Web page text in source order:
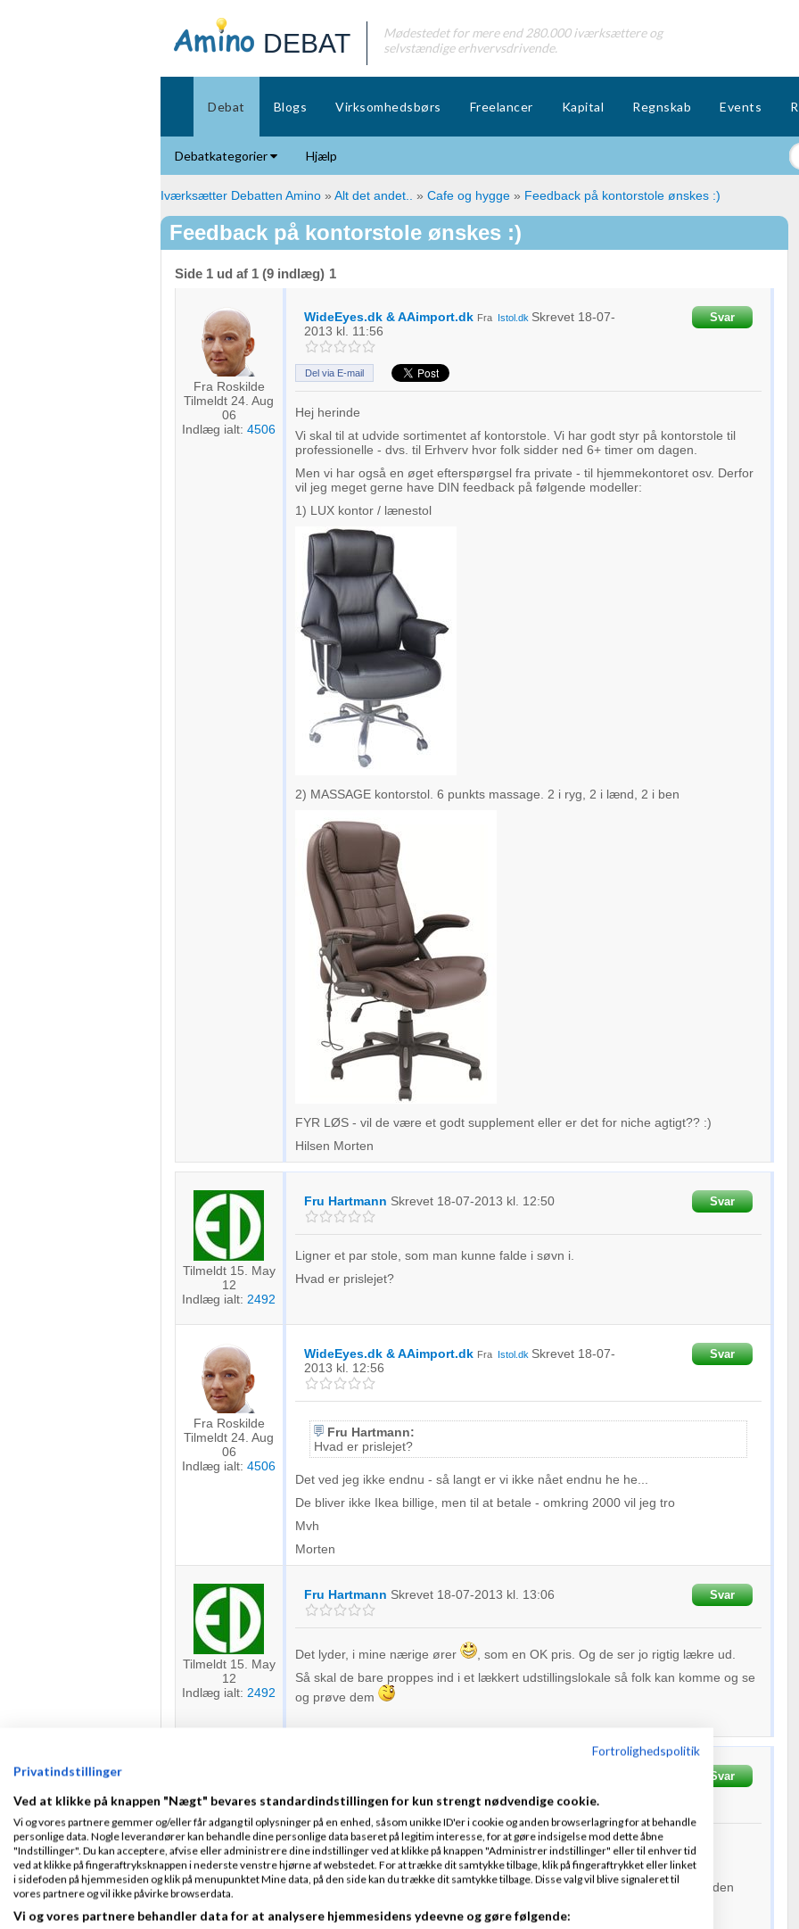
DEBAT
Mødestedet for mere end 280.000 iværksættere og
selvstændige erhvervsdrivende.
Debat Blogs Virksomhedsbørs Freelancer Kapital Regnskab Events
Debatkategorier Hjælp
Iværksætter Debatten Amino » Alt det andet.. » Cafe og hygge » Feedback på kontorstole ønskes :)
Feedback på kontorstole ønskes :)
Side 1 ud af 1 (9 indlæg) 1
Fra Roskilde
Tilmeldt 24. Aug
06
Indlæg ialt: 4506
WideEyes.dk & AAimport.dk Fra Istol.dk Skrevet 18-07-
2013 kl. 11:56
Svar
Del via E-mail
Hej herinde
Vi skal til at udvide sortimentet af kontorstole. Vi har godt styr på kontorstole til
professionelle - dvs. til Erhverv hvor folk sidder ned 6+ timer om dagen.
Men vi har også en øget efterspørgsel fra private - til hjemmekontoret osv. Derfor
vil jeg meget gerne have DIN feedback på følgende modeller:
1) LUX kontor / lænestol
2) MASSAGE kontorstol. 6 punkts massage. 2 i ryg, 2 i lænd, 2 i ben
FYR LØS - vil de være et godt supplement eller er det for niche agtigt?? :)
Hilsen Morten
Tilmeldt 15. May
12
Indlæg ialt: 2492
Fru Hartmann Skrevet 18-07-2013 kl. 12:50 Svar
Ligner et par stole, som man kunne falde i søvn i.
Hvad er prislejet?
Fra Roskilde
Tilmeldt 24. Aug
06
Indlæg ialt: 4506
WideEyes.dk & AAimport.dk Fra Istol.dk Skrevet 18-07-
2013 kl. 12:56
Svar
Fru Hartmann:
Hvad er prislejet?
Det ved jeg ikke endnu - så langt er vi ikke nået endnu he he...
De bliver ikke Ikea billige, men til at betale - omkring 2000 vil jeg tro
Mvh
Morten
Tilmeldt 15. May
12
Indlæg ialt: 2492
Fru Hartmann Skrevet 18-07-2013 kl. 13:06 Svar
Det lyder, i mine nærige ører
, som en OK pris. Og de ser jo rigtig lækre ud.
Så skal de bare proppes ind i et lækkert udstillingslokale så folk kan komme og se
og prøve dem
Tilmeldt 1. Jul 13
Indlæg ialt:63
Svar
Hej Morten,
Især det sorte ser vildt godt ud...! :) Og til omkring 2000,- "hvis i lander på den
Fortrolighedspolitik
Privatindstillinger
Ved at klikke på knappen "Nægt" bevares standardindstillingen for kun strengt nødvendige cookie.
Vi og vores partnere gemmer og/eller får adgang til oplysninger på en enhed, såsom unikke ID'er i cookie og anden browserlagring for at behandle
personlige data. Nogle leverandører kan behandle dine personlige data baseret på legitim interesse, for at gøre indsigelse mod dette åbne
"Indstillinger". Du kan acceptere, afvise eller administrere dine indstillinger ved at klikke på knappen "Administrer indstillinger" eller til enhver tid
ved at klikke på fingeraftryksknappen i nederste venstre hjørne af webstedet. For at trække dit samtykke tilbage, klik på fingeraftrykket eller linket
i sidefoden på hjemmesiden og klik på menupunktet Mine data, på den side kan du trække dit samtykke tilbage. Disse valg vil blive signaleret til
vores partnere og vil ikke påvirke browserdata.
Vi og vores partnere behandler data for at analysere hjemmesidens ydeevne og gøre følgende: